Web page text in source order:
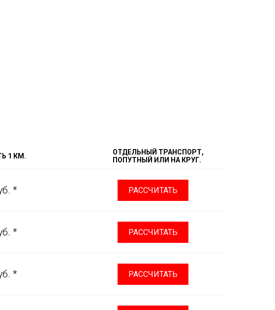
1 КМ.
ОТДЕЛЬНЫЙ ТРАНСПОРТ,
ПОПУТНЫЙ ИЛИ НА КРУГ.
* РАССЧИТАТЬ
* РАССЧИТАТЬ
* РАССЧИТАТЬ